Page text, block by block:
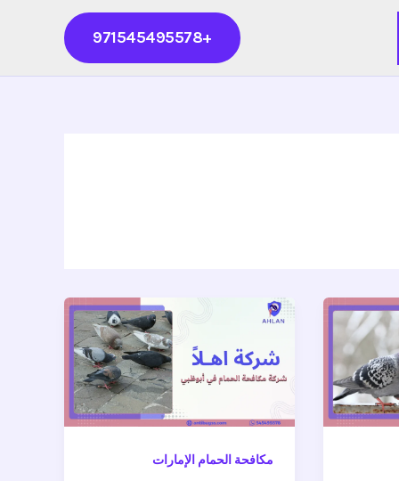
+971545495578
مكافحة الحمام الإمارات